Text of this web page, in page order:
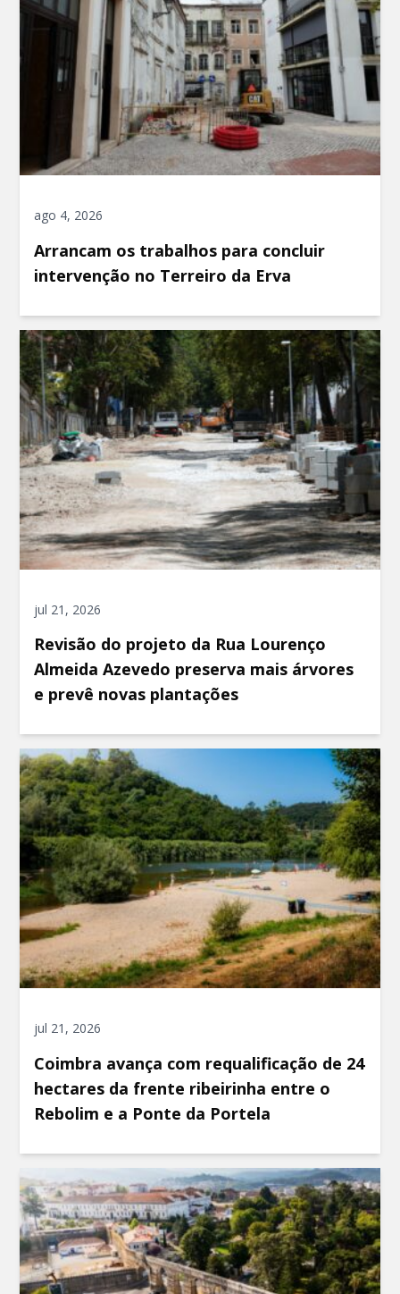
ago 4, 2026
Arrancam os trabalhos para concluir
intervenção no Terreiro da Erva
jul 21, 2026
Revisão do projeto da Rua Lourenço
Almeida Azevedo preserva mais árvores
e prevê novas plantações
jul 21, 2026
Coimbra avança com requalificação de 24
hectares da frente ribeirinha entre o
Rebolim e a Ponte da Portela